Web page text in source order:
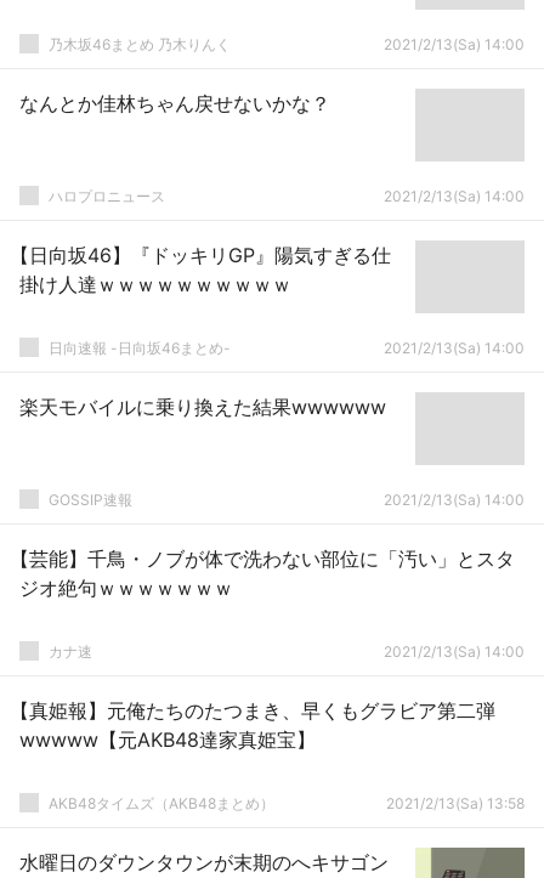
乃木坂46まとめ 乃木りんく 2021/2/13(Sa) 14:00
なんとか佳林ちゃん戻せないかな？
ハロプロニュース 2021/2/13(Sa) 14:00
【日向坂46】『ドッキリGP』陽気すぎる仕
掛け人達ｗｗｗｗｗｗｗｗｗｗ
日向速報 -日向坂46まとめ- 2021/2/13(Sa) 14:00
楽天モバイルに乗り換えた結果wwwwww
GOSSIP速報 2021/2/13(Sa) 14:00
【芸能】千鳥・ノブが体で洗わない部位に「汚い」とスタ
ジオ絶句ｗｗｗｗｗｗｗ
カナ速 2021/2/13(Sa) 14:00
【真姫報】元俺たちのたつまき、早くもグラビア第二弾
wwwww【元AKB48達家真姫宝】
AKB48タイムズ（AKB48まとめ） 2021/2/13(Sa) 13:58
水曜日のダウンタウンが末期のへキサゴン